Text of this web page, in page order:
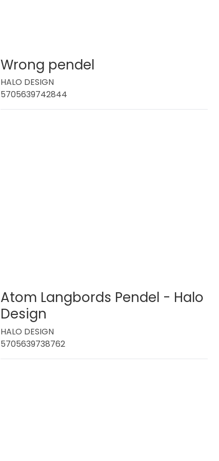
Wrong pendel
HALO DESIGN
5705639742844
Atom Langbords Pendel - Halo
Design
HALO DESIGN
5705639738762